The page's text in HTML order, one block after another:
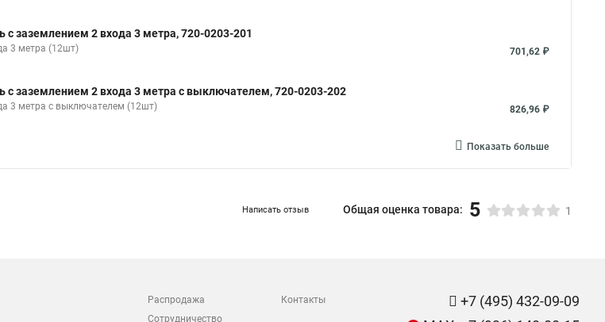
с заземлением 2 входа 3 метра, 720-0203-201
3 метра (12шт) 701,62 ₽
с заземлением 2 входа 3 метра с выключателем, 720-0203-202
3 метра с выключателем (12шт) 826,96 ₽
Показать больше
Написать отзыв Общая оценка товара: 5 1
Распродажа
Сотрудничество
Контакты
+7 (495) 432-09-09